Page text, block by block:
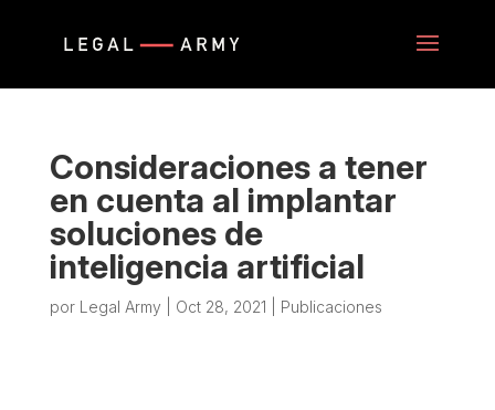
Consideraciones a tener
en cuenta al implantar
soluciones de
inteligencia artificial
por Legal Army Oct 28, 2021 Publicaciones